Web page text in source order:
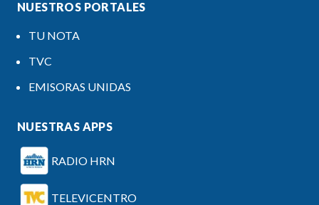
NUESTROS PORTALES
TU NOTA
TVC
EMISORAS UNIDAS
NUESTRAS APPS
RADIO HRN
TELEVICENTRO